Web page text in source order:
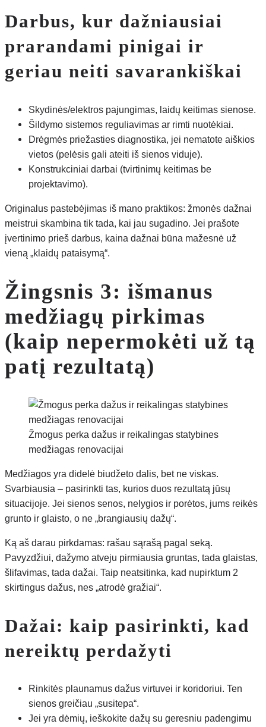
Darbus, kur dažniausiai
prarandami pinigai ir
geriau neiti savarankiškai
Skydinės/elektros pajungimas, laidų keitimas sienose.
Šildymo sistemos reguliavimas ar rimti nuotėkiai.
Drėgmės priežasties diagnostika, jei nematote aiškios
vietos (pelėsis gali ateiti iš sienos viduje).
Konstrukciniai darbai (tvirtinimų keitimas be
projektavimo).
Originalus pastebėjimas iš mano praktikos: žmonės dažnai
meistrui skambina tik tada, kai jau sugadino. Jei prašote
įvertinimo prieš darbus, kaina dažnai būna mažesnė už
vieną „klaidų pataisymą“.
Žingsnis 3: išmanus
medžiagų pirkimas
(kaip nepermokėti už tą
patį rezultatą)
Žmogus perka dažus ir reikalingas statybines
medžiagas renovacijai
Medžiagos yra didelė biudžeto dalis, bet ne viskas.
Svarbiausia – pasirinkti tas, kurios duos rezultatą jūsų
situacijoje. Jei sienos senos, nelygios ir porėtos, jums reikės
grunto ir glaisto, o ne „brangiausių dažų“.
Ką aš darau pirkdamas: rašau sąrašą pagal seką.
Pavyzdžiui, dažymo atveju pirmiausia gruntas, tada glaistas,
šlifavimas, tada dažai. Taip neatsitinka, kad nupirktum 2
skirtingus dažus, nes „atrodė gražiai“.
Dažai: kaip pasirinkti, kad
nereiktų perdažyti
Rinkitės plaunamus dažus virtuvei ir koridoriui. Ten
sienos greičiau „susitepa“.
Jei yra dėmių, ieškokite dažų su geresniu padengimu